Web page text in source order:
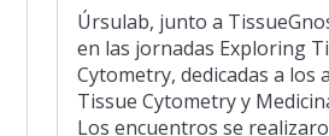
Úrsulab, junto a
en las jornadas Exploring
Cytometry, dedicadas a los
Tissue Cytometry y
Los encuentros se